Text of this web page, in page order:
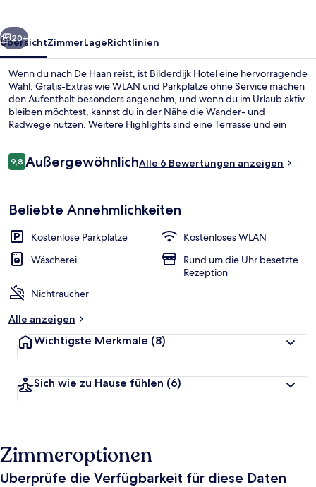
Weiter
20+
ÜbersichtZimmerLageRichtlinien
Wenn du nach De Haan reist, ist Bilderdijk Hotel eine hervorragende
Wahl. Gratis-Extras wie WLAN und Parkplätze ohne Service machen
den Aufenthalt besonders angenehm, und wenn du im Urlaub aktiv
bleiben möchtest, kannst du in der Nähe die Wander- und
Radwege nutzen. Weitere Highlights sind eine Terrasse und ein
Bewertungen
9,89,8 von 10.
AußergewöhnlichAlle 6 Bewertungen anzeigen
Beliebte Annehmlichkeiten
Kostenlose Parkplätze
Kostenloses WLAN
Wäscherei
Rund um die Uhr besetzte
Rezeption
Nichtraucher
Alle anzeigen
Wichtigste Merkmale (8)
Sich wie zu Hause fühlen (6)
Zimmeroptionen
Überprüfe die Verfügbarkeit für diese Daten